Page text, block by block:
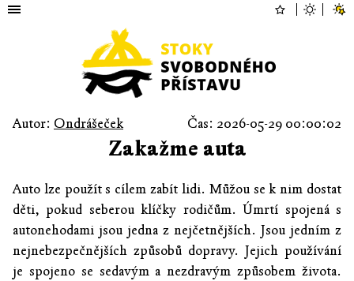
Autor: Ondrášeček Čas: 2026-05-29 00:00:02
Zakažme auta
Auto lze použít s cílem zabít lidi. Můžou se k nim dostat
děti, pokud seberou klíčky rodičům. Úmrtí spojená s
autonehodami jsou jedna z nejčetnějších. Jsou jedním z
nejnebezpečnějších způsobů dopravy. Jejich používání
je spojeno se sedavým a nezdravým způsobem života.